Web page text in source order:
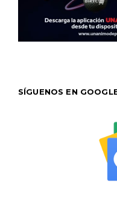
SÍGUENOS EN